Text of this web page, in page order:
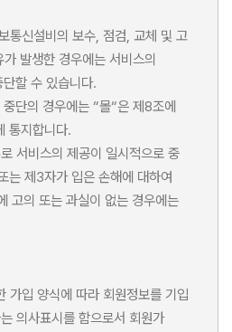
통신설비의 보수, 점검, 교체 및 고
발생한 경우에는 서비스의
할 수 있습니다.
단의 경우에는 “몰“은 제8조에
통지합니다.
서비스의 제공이 일시적으로 중
는 제3자가 입은 손해에 대하여
의 또는 과실이 없는 경우에는
가입 양식에 따라 회원정보를 기입
의사표시를 함으로서 회원가